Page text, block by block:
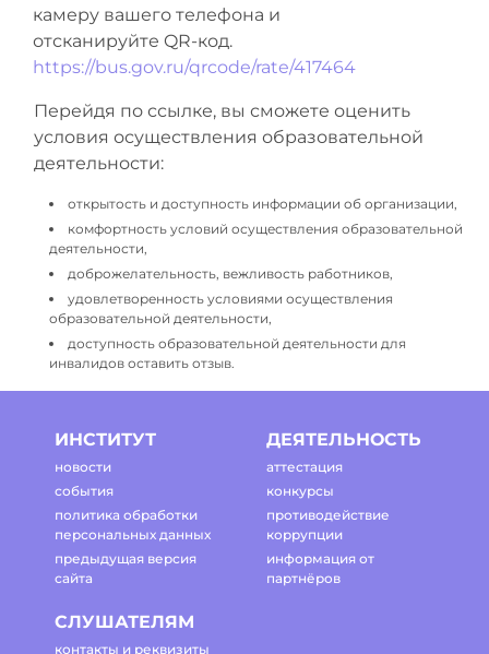
камеру вашего телефона и
отсканируйте QR-код.
https://bus.gov.ru/qrcode/rate/417464
Перейдя по ссылке, вы сможете оценить
условия осуществления образовательной
деятельности:
открытость и доступность информации об организации,
комфортность условий осуществления образовательной
деятельности,
доброжелательность, вежливость работников,
удовлетворенность условиями осуществления
образовательной деятельности,
доступность образовательной деятельности для
инвалидов оставить отзыв.
ИНСТИТУТ
новости
события
политика обработки
персональных данных
предыдущая версия
сайта
ДЕЯТЕЛЬНОСТЬ
аттестация
конкурсы
противодействие
коррупции
информация от
партнёров
СЛУШАТЕЛЯМ
контакты и реквизиты